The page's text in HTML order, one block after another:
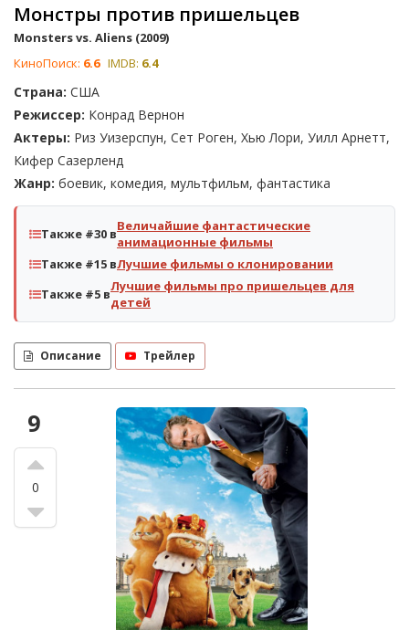
Монстры против пришельцев
Monsters vs. Aliens (2009)
КиноПоиск: 6.6 IMDB: 6.4
Страна: США
Режиссер: Конрад Вернон
Актеры: Риз Уизерспун, Сет Роген, Хью Лори, Уилл Арнетт,
Кифер Сазерленд
Жанр: боевик, комедия, мультфильм, фантастика
Также #30 вВеличайшие фантастические
анимационные фильмы
Также #15 вЛучшие фильмы о клонировании
Также #5 вЛучшие фильмы про пришельцев для
детей
Описание Трейлер
9
0